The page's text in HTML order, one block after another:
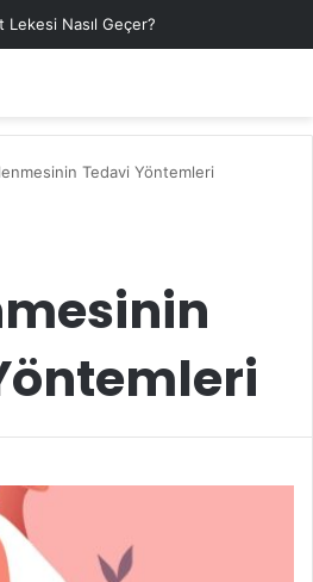
Nasıl Geçer?
Tedavi Yöntemleri